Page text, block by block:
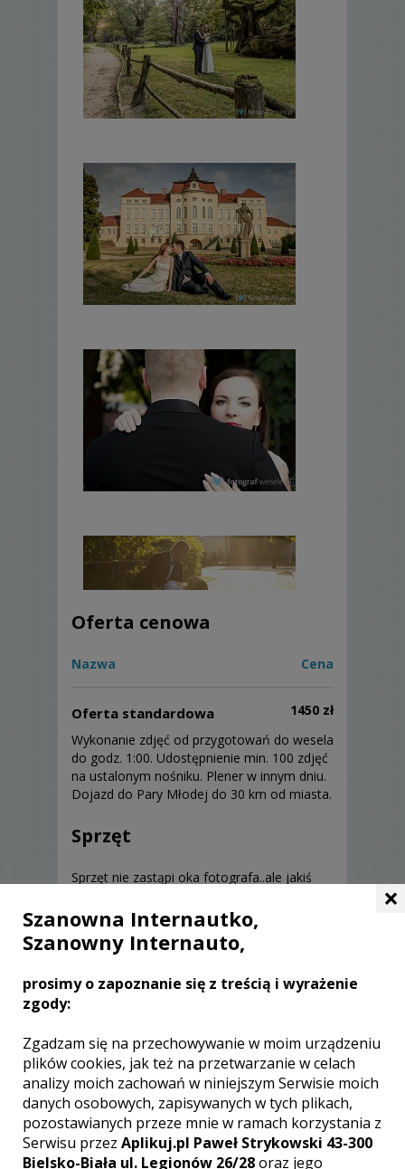
Oferta cenowa
Nazwa Cena
Oferta standardowa
1450 zł
Wykonanie zdjęć od przygotowań do wesela
do godz. 1:00. Udostępnienie min. 100 zdjęć
na ustalonym nośniku. Plener w innym dniu.
Dojazd do Pary Młodej do 30 km od miasta.
Sprzęt
Sprzęt nie zastąpi oka fotografa..ale jakiś
[ brak komentarzy ]
×
Szanowna Internautko,
Szanowny Internauto,
prosimy o zapoznanie się z treścią i wyrażenie
zgody:
Zgadzam się na przechowywanie w moim urządzeniu
plików cookies, jak też na przetwarzanie w celach
analizy moich zachowań w niniejszym Serwisie moich
danych osobowych, zapisywanych w tych plikach,
pozostawianych przeze mnie w ramach korzystania z
Serwisu przez Aplikuj.pl Paweł Strykowski 43-300
Bielsko-Biała ul. Legionów 26/28oraz jego